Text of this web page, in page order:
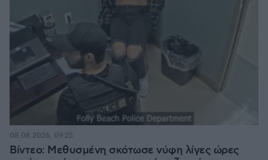
Βίντεο: Μεθυσμένη σκότωσε νύφη λίγες ώρες
08.08.2026, 09:25